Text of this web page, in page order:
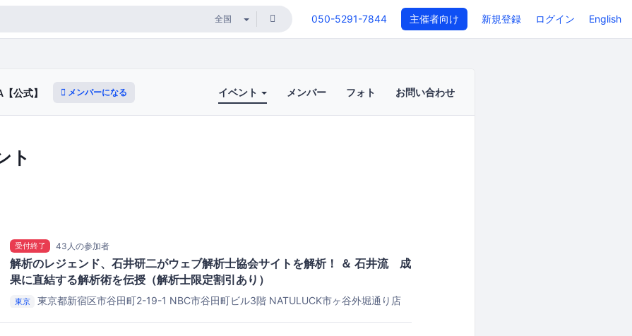
050-5291-7844 主催者向け 新規登録 ログイン English
公式】 メンバーになる イベント メンバー フォト お問い合わせ
ト
受付終了 43人の参加者
解析のレジェンド、石井研二がウェブ解析士協会サイトを解析！ ＆ 石井流 成
果に直結する解析術を伝授（解析士限定割引あり）
東京 東京都新宿区市谷田町2-19-1 NBC市谷田町ビル3階 NATULUCK市ヶ谷外堀通り店